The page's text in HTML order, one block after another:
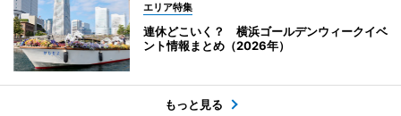
エリア特集
連休どこいく？ 横浜ゴールデンウィークイベ
ント情報まとめ（2026年）
もっと見る